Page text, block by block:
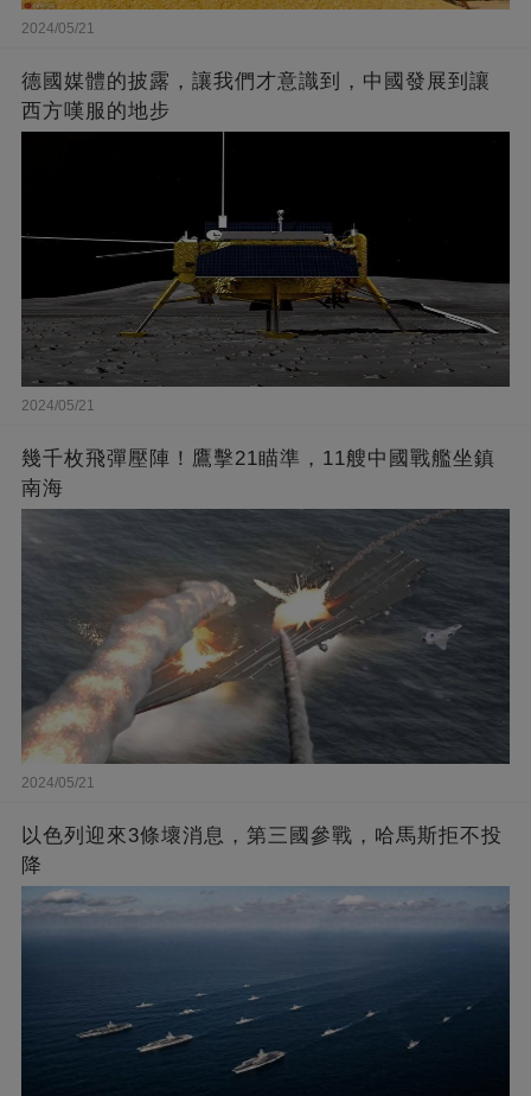
2024/05/21
德國媒體的披露，讓我們才意識到，中國發展到讓
西方嘆服的地步
2024/05/21
幾千枚飛彈壓陣！鷹擊21瞄準，11艘中國戰艦坐鎮
南海
2024/05/21
以色列迎來3條壞消息，第三國參戰，哈馬斯拒不投
降